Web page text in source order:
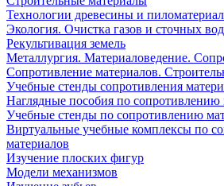
Технологии древесины и
Экология. Очистка газов и сточных
Рекультивация земель
Металлургия. Материаловедение.
Сопротивление материалов.
Учебные стенды сопротивления
Наглядные пособия по сопротивлению
Учебные стенды по сопротивлению
Виртуальные учебные комплексы по
материалов
Изучение плоских фигур
Модели механизмов